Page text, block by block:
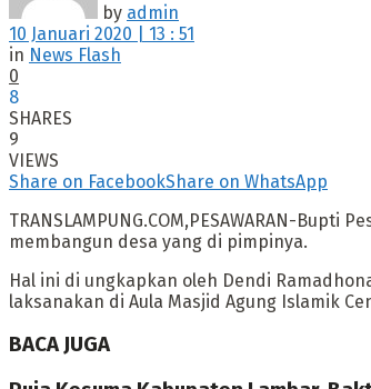
by admin
10 Januari 2020 | 13 : 51
in News Flash
0
8
SHARES
9
VIEWS
Share on FacebookShare on WhatsApp
TRANSLAMPUNG.COM,PESAWARAN-
membangun desa yang di pimpinya.
Hal ini di ungkapkan oleh Dendi
laksanakan di Aula Masjid Agung Islamik
BACA JUGA